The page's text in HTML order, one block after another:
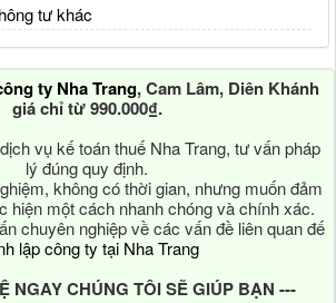
tư khác
ty Nha Trang, Cam Lâm, Diên Khánh
giá chỉ từ 990.000₫.
vụ kế toán thuế Nha Trang, tư vấn pháp
lý đúng quy định.
không có thời gian, nhưng muốn đảm
hiện một cách nhanh chóng và chính xác.
chuyên nghiệp về các vấn đề liên quan đế
lập công ty tại Nha Trang
NGAY CHÚNG TÔI SẼ GIÚP BẠN ---